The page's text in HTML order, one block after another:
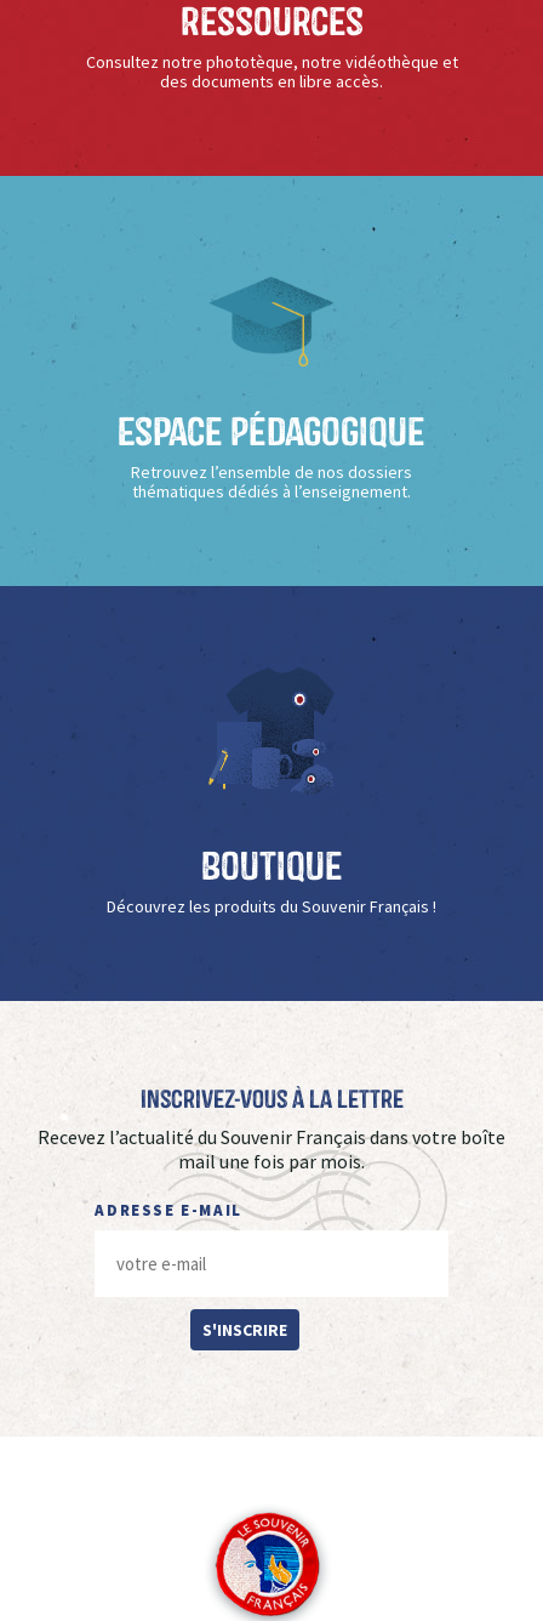
Ressources
Consultez notre phototèque, notre vidéothèque et
des documents en libre accès.
Espace Pédagogique
Retrouvez l’ensemble de nos dossiers
thématiques dédiés à l’enseignement.
Boutique
Découvrez les produits du Souvenir Français !
Inscrivez-vous à La Lettre
Recevez l’actualité du Souvenir Français dans votre boîte
mail une fois par mois.
ADRESSE E-MAIL
S'INSCRIRE